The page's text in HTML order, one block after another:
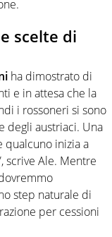
scelte di
ha dimostrato di
e in attesa che la
i rossoneri si sono
degli austriaci. Una
qualcuno inizia a
scrive Ale. Mentre
step naturale di
per cessioni